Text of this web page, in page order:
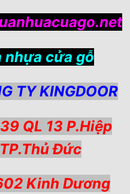
nhựa cửa gỗ
TY KINGDOOR
QL 13 P.Hiệp
Đức
Kinh Dương